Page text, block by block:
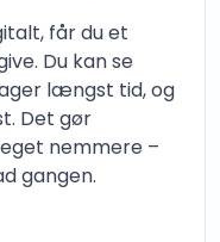
får du et
Du kan se
længst tid, og
Det gør
nemmere –
gangen.